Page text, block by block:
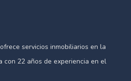
servicios inmobiliarios en la
con 22 años de experiencia en el